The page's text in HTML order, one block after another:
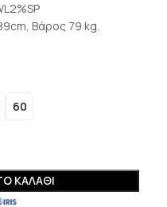
Βάρος 79 kg.
60
ΚΑΛΆΘΙ